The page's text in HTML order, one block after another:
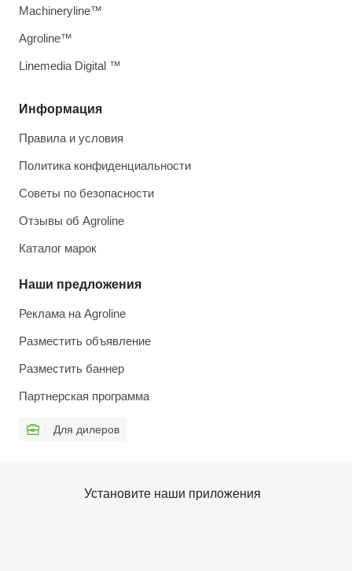
Информация
Правила и условия
Политика конфиденциальности
Советы по безопасности
Отзывы об Agroline
Каталог марок
Наши предложения
Реклама на Agroline
Разместить объявление
Разместить баннер
Партнерская программа
Для дилеров
Machineryline™
Agroline™
Linemedia Digital ™
Установите наши приложения